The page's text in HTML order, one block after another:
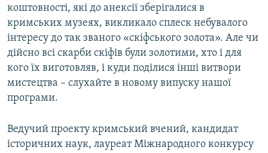
ІНФОГРАФІКА
ДОЛУЧАЙСЯ!
Усі сайти RFE/RL
коштовності, які до анексії зберігалися в
кримських музеях, викликало сплеск небувалого
інтересу до так званого «скіфського золота». Але чи
дійсно всі скарби скіфів були золотими, хто і для
кого їх виготовляв, і куди поділися інші витвори
мистецтва – слухайте в новому випуску нашої
програми.
Ведучий проекту кримський вчений, кандидат
історичних наук, лауреат Міжнародного конкурсу